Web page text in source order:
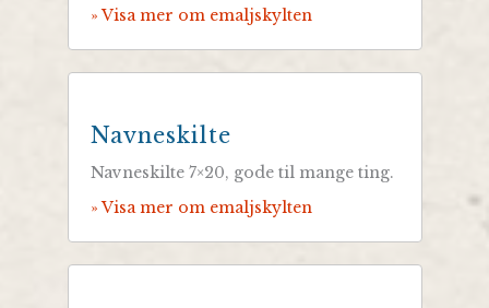
» Visa mer om emaljskylten
Navneskilte
Navneskilte 7×20, gode til mange ting.
» Visa mer om emaljskylten